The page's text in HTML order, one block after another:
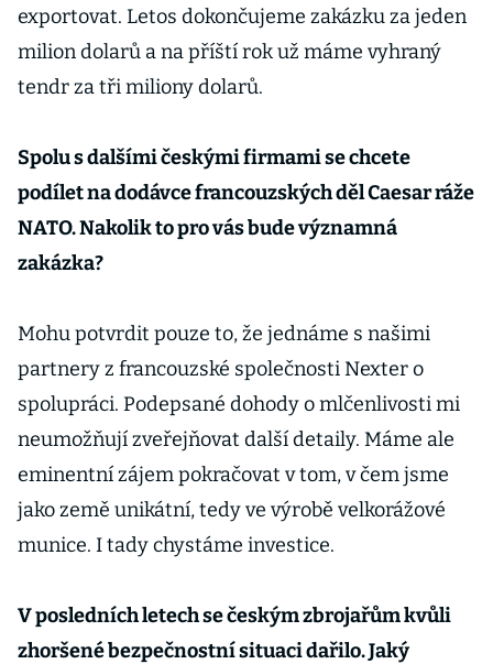
exportovat. Letos dokončujeme zakázku za jeden
milion dolarů a na příští rok už máme vyhraný
tendr za tři miliony dolarů.
Spolu s dalšími českými firmami se chcete
podílet na dodávce francouzských děl Caesar ráže
NATO. Nakolik to pro vás bude významná
zakázka?
Mohu potvrdit pouze to, že jednáme s našimi
partnery z francouzské společnosti Nexter o
spolupráci. Podepsané dohody o mlčenlivosti mi
neumožňují zveřejňovat další detaily. Máme ale
eminentní zájem pokračovat v tom, v čem jsme
jako země unikátní, tedy ve výrobě velkorážové
munice. I tady chystáme investice.
V posledních letech se českým zbrojařům kvůli
zhoršené bezpečnostní situaci dařilo. Jaký